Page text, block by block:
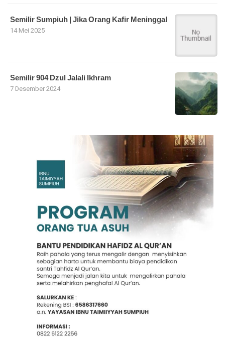
Semilir Sumpiuh | Jika Orang Kafir Meninggal
14 Mei 2025
Semilir 904 Dzul Jalali Ikhram
7 Desember 2024